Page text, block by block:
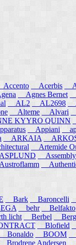
Accento Acerbis
Agnes Bernet
AL2 AL2698
Alteme Alvari
KYYRO QUINN
Appiani
ARKAIA
Artemide
Bark Baroncelli
behr Belfakto
licht Berbel
Blofield
Bonaldo BOOM
Brodrene Andersen